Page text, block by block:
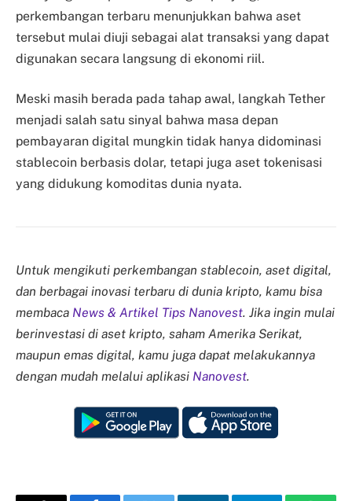
perkembangan terbaru menunjukkan bahwa aset
tersebut mulai diuji sebagai alat transaksi yang dapat
digunakan secara langsung di ekonomi riil.
Meski masih berada pada tahap awal, langkah Tether
menjadi salah satu sinyal bahwa masa depan
pembayaran digital mungkin tidak hanya didominasi
stablecoin berbasis dolar, tetapi juga aset tokenisasi
yang didukung komoditas dunia nyata.
Untuk mengikuti perkembangan stablecoin, aset digital,
dan berbagai inovasi terbaru di dunia kripto, kamu bisa
membaca News & Artikel Tips Nanovest. Jika ingin mulai
berinvestasi di aset kripto, saham Amerika Serikat,
maupun emas digital, kamu juga dapat melakukannya
dengan mudah melalui aplikasi Nanovest.